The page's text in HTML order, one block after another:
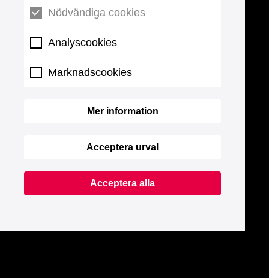
Nödvändiga cookies
Analyscookies
Marknadscookies
Mer information
Acceptera urval
Acceptera alla